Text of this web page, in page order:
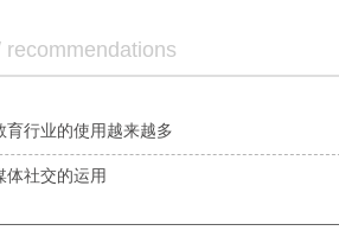
recommendations
育行业的使用越来越多
体社交的运用